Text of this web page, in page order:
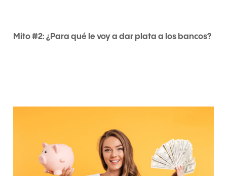
Mito #2: ¿Para qué le voy a dar plata a los bancos?